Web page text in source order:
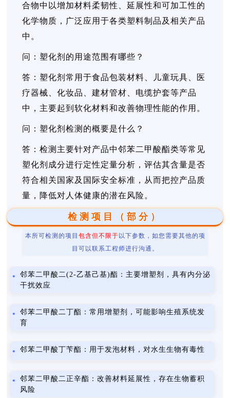
合物中以增加材料柔韧性、延展性和可加工性的
化学物质，广泛应用于各类塑料制品及相关产品
中。
问：塑化剂的用途范围有哪些？
答：塑化剂常用于食品包装材料、儿童玩具、医
疗器械、化妆品、建材管材、电缆护套等产品
中，主要起到软化材料和改善物理性能的作用。
问：塑化剂检测的概要是什么？
答：检测主要针对产品中邻苯二甲酸酯类等常见
塑化剂成分进行定性定量分析，评估其含量是否
符合相关国家及国际安全标准，从而把控产品质
量，降低对人体健康的潜在风险。
检测项目（部分）
本所可检测的项目 包含但不限于 以下参数，如您需要其他的项
目可以联系工程师进行沟通。
邻苯二甲酸二(2-乙基己基)酯：主要增塑剂，具有内分泌
干扰效应
邻苯二甲酸二丁酯：常用增塑剂，可能影响生殖系统发
育
邻苯二甲酸丁苄酯：用于发泡材料，对水生生物有毒性
邻苯二甲酸二正辛酯：改善材料延展性，存在生物蓄积
风险